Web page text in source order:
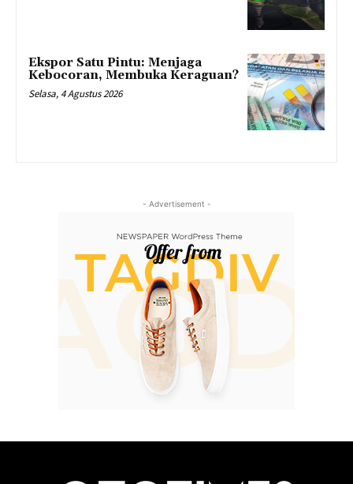
Ekspor Satu Pintu: Menjaga
Kebocoran, Membuka Keraguan?
Selasa, 4 Agustus 2026
- Advertisement -